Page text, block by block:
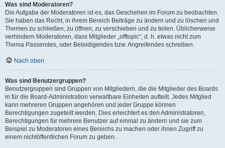
Was sind Moderatoren?
Die Aufgabe der Moderatoren ist es, das Geschehen im Forum zu beobachten.
Sie haben das Recht, in ihrem Bereich Beiträge zu ändern und zu löschen und
Themen zu schließen, zu öffnen, zu verschieben und zu teilen. Üblicherweise
verhindern Moderatoren, dass Mitglieder „offtopic“, d. h. etwas nicht zum
Thema Passendes, oder Beleidigendes bzw. Angreifendes schreiben.
Nach oben
Was sind Benutzergruppen?
Benutzergruppen sind Gruppen von Mitgliedern, die die Mitglieder des Boards
in für die Board-Administration verwaltbare Einheiten aufteilt. Jedes Mitglied
kann mehreren Gruppen angehören und jeder Gruppe können
Berechtigungen zugeteilt werden. Dies erleichtert es den Administratoren,
Berechtigungen für mehrere Benutzer auf einmal zu ändern und sie zum
Beispiel zu Moderatoren eines Bereichs zu machen oder ihnen Zugriff zu
einem nichtöffentlichen Forum zu geben.